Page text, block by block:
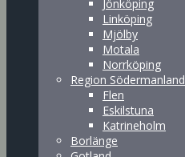
Jönköping
Linköping
Mjölby
Motala
Norrköping
Region Södermanland
Flen
Eskilstuna
Katrineholm
Borlänge